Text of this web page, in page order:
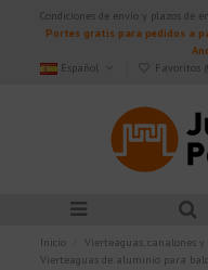
Condiciones de envío y plazos de
Portes gratis para pedidos a
Español
Favoritos (
Inicio Vierteaguas, canalones
Vierteaguas de aluminio para